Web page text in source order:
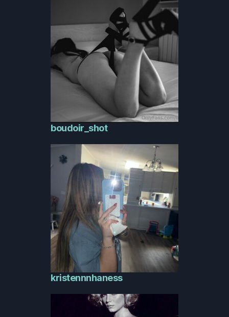
boudoir_shot
kristennnhaness